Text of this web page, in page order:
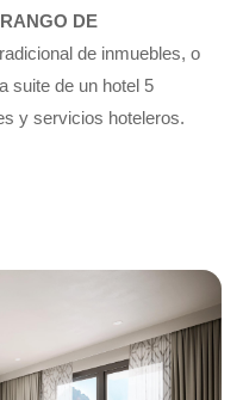
DE
de inmuebles, o
suite de un hotel 5
y servicios hoteleros.